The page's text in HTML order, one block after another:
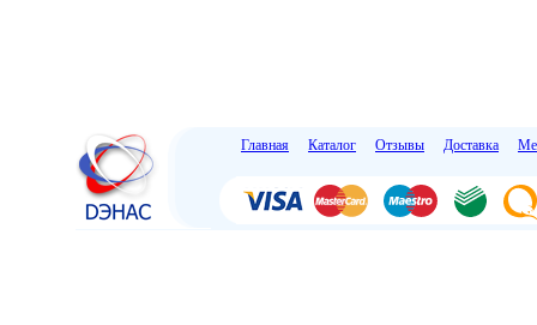
Главная Каталог Отзывы Доставка